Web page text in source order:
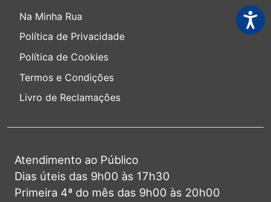
Na Minha Rua
Política de Privacidade
Política de Cookies
Termos e Condições
Livro de Reclamações
Atendimento ao Público
Dias úteis das 9h00 às 17h30
Primeira 4ª do mês das 9h00 às 20h00